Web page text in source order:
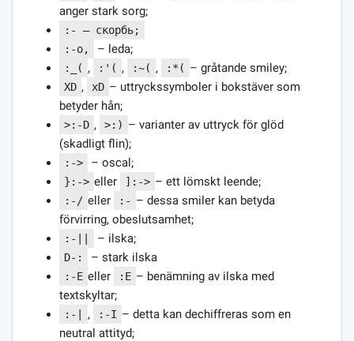
anger stark sorg;
:- — скорбь;
:-o,
– leda;
:_( , :'( , :~( , :*( – gråtande smiley;
XD , xD – uttryckssymboler i bokstäver som
betyder hån;
>:-D , >:) – varianter av uttryck för glöd
(skadligt flin);
:-> – oscal;
}:-> eller ]:-> – ett lömskt leende;
:-/ eller :- – dessa smiler kan betyda
förvirring, obeslutsamhet;
:-|| – ilska;
D-: – stark ilska
:-E eller :E – benämning av ilska med
textskyltar;
:-| , :-I – detta kan dechiffreras som en
neutral attityd;